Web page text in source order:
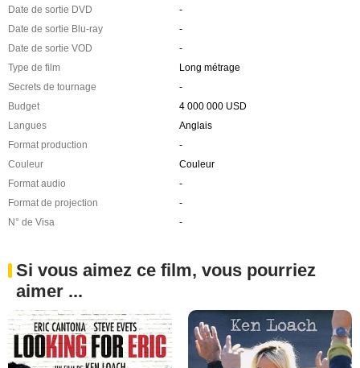
Date de sortie DVD
-
Date de sortie Blu-ray
-
Date de sortie VOD
-
Type de film
Long métrage
Secrets de tournage
-
Budget
4 000 000 USD
Langues
Anglais
Format production
-
Couleur
Couleur
Format audio
-
Format de projection
-
N° de Visa
-
Si vous aimez ce film, vous pourriez
aimer ...